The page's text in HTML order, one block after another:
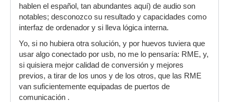
hablen el español, tan abundantes aquí) de audio son
notables; desconozco su resultado y capacidades como
interfaz de ordenador y si lleva lógica interna.
Yo, si no hubiera otra solución, y por huevos tuviera que
usar algo conectado por usb, no me lo pensaría: RME, y,
si quisiera mejor calidad de conversión y mejores
previos, a tirar de los unos y de los otros, que las RME
van suficientemente equipadas de puertos de
comunicación .